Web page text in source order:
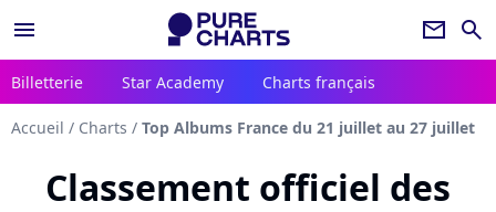
menu newsletter search
Billetterie Star Academy Charts français
Accueil / Charts / Top Albums France du 21 juillet au 27 juillet
Classement officiel des